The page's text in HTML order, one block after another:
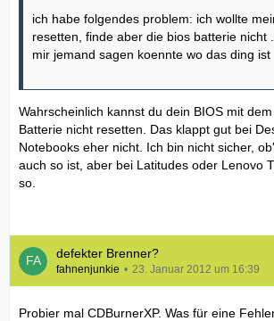
ich habe folgendes problem: ich wollte
resetten, finde aber die bios batterie nicht
mir jemand sagen koennte wo das ding ist
Wahrscheinlich kannst du dein BIOS mit
Batterie nicht resetten. Das klappt gut bei
Notebooks eher nicht. Ich bin nicht sicher,
auch so ist, aber bei Latitudes oder Lenovo
so.
defekter Brenner?
fahnenjunkie 23. Januar 2012 um 16:39
Probier mal CDBurnerXP. Was für eine